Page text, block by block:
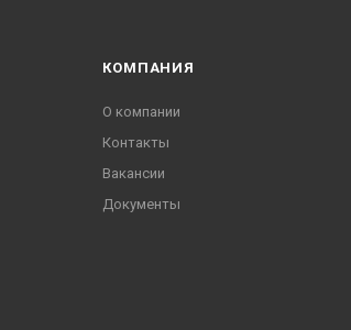
КОМПАНИЯ
О компании
Контакты
Вакансии
Документы